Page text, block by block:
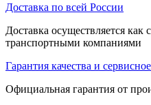
Доставка по всей России
Доставка осуществляется как
транспортными компаниями
Гарантия качества и
Официальная гарантия от